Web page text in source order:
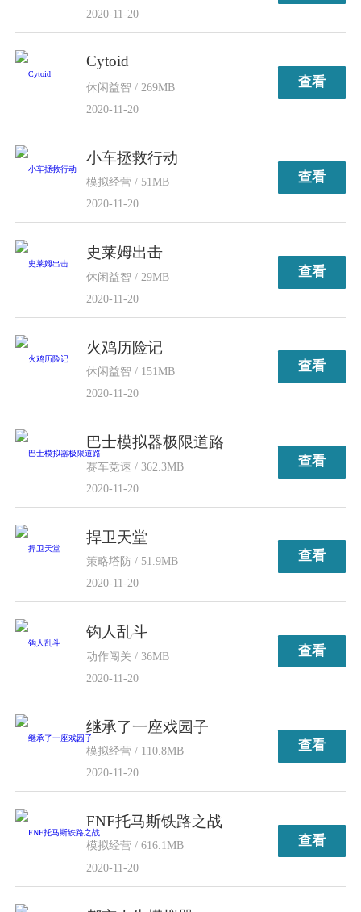
2020-11-20
Cytoid
休闲益智 / 269MB
2020-11-20
查看
小车拯救行动
模拟经营 / 51MB
2020-11-20
查看
史莱姆出击
休闲益智 / 29MB
2020-11-20
查看
火鸡历险记
休闲益智 / 151MB
2020-11-20
查看
巴士模拟器极限道路
赛车竞速 / 362.3MB
2020-11-20
查看
捍卫天堂
策略塔防 / 51.9MB
2020-11-20
查看
钩人乱斗
动作闯关 / 36MB
2020-11-20
查看
继承了一座戏园子
模拟经营 / 110.8MB
2020-11-20
查看
FNF托马斯铁路之战
模拟经营 / 616.1MB
2020-11-20
查看